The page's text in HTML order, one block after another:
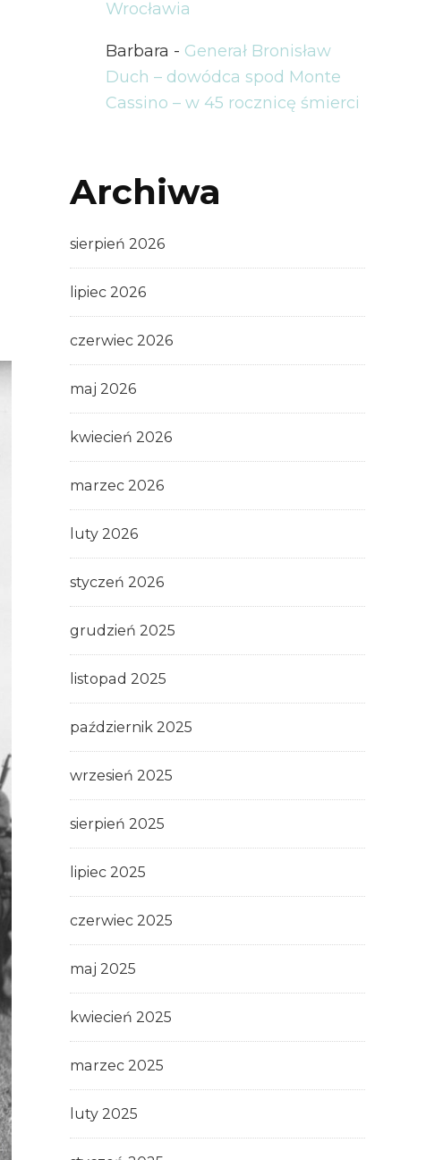
Wrocławia
Barbara - Generał Bronisław
Duch – dowódca spod Monte
Cassino – w 45 rocznicę śmierci
Archiwa
sierpień 2026
lipiec 2026
czerwiec 2026
maj 2026
kwiecień 2026
marzec 2026
luty 2026
styczeń 2026
grudzień 2025
listopad 2025
październik 2025
wrzesień 2025
sierpień 2025
lipiec 2025
czerwiec 2025
maj 2025
kwiecień 2025
marzec 2025
luty 2025